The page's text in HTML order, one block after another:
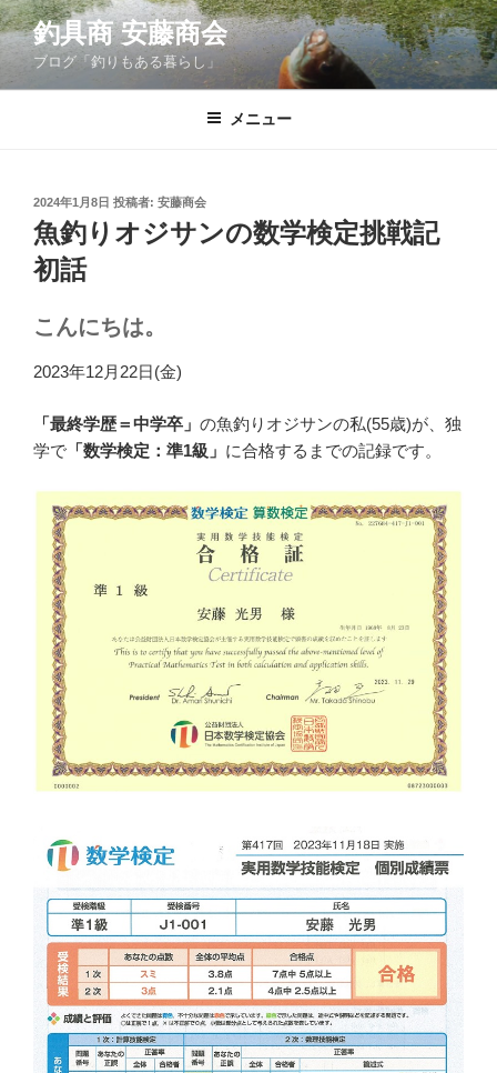
コ
ン
テ
ン
釣具商 安藤商会
ブログ「釣りもある暮らし」
メニュー
投
稿
日:
2024年1月8日 投稿者: 安藤商会
魚釣りオジサンの数学検定挑戦記
初話
こんにちは。
2023年12月22日(金)
「最終学歴＝中学卒」 の魚釣りオジサンの私(55歳)が、独
学で 「数学検定：準1級」 に合格するまでの記録です。